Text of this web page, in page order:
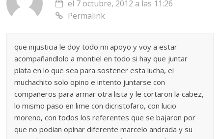
el 7 octubre, 2012 a las 11:26
Permalink
que injusticia le doy todo mi apoyo y voy a estar
acompañandlolo a montiel en todo si hay que juntar
plata en lo que sea para sostener esta lucha, el
muchachito solo opino e intento juntarse con
compañeros para armar otra lista y le cortaron la cabez,
lo mismo paso en lime con dicristofaro, con lucio
moreno, con todos los referentes que se bajaron por
que no podian opinar diferente marcelo andrada y su